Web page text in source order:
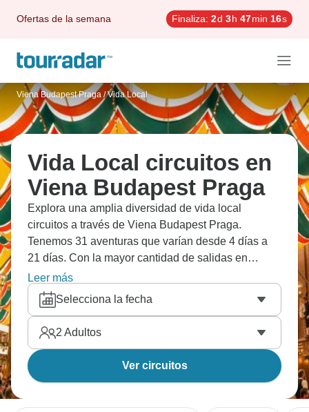
Ofertas de la semana Finaliza: 2d 3h 47min 15s
Viena Budapest Praga / Vida Local
Vida Local circuitos en
Viena Budapest Praga
Explora una amplia diversidad de vida local
circuitos a través de Viena Budapest Praga.
Tenemos 31 aventuras que varían desde 4 días a
21 días. Con la mayor cantidad de salidas en
Octubre, esta es también la época más popular del
año.
Leer más
Selecciona la fecha
2 Adultos
Ver circuitos